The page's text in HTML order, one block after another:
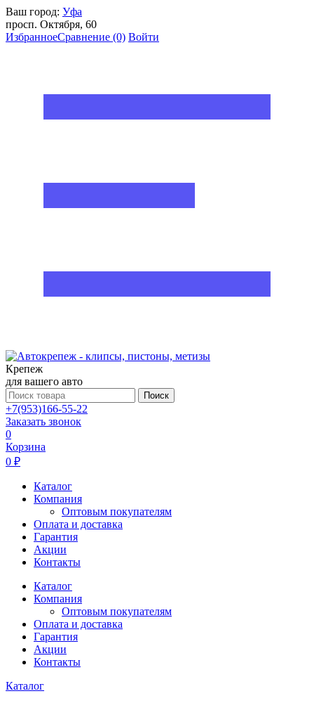
Ваш город: Уфа
просп. Октября, 60
ИзбранноеСравнение (0) Войти
Крепеж
для вашего авто
Поиск
+7(953)166-55-22
Заказать звонок
0
Корзина
0 ₽
Каталог
Компания
Оптовым покупателям
Оплата и доставка
Гарантия
Акции
Контакты
Каталог
Компания
Оптовым покупателям
Оплата и доставка
Гарантия
Акции
Контакты
Каталог